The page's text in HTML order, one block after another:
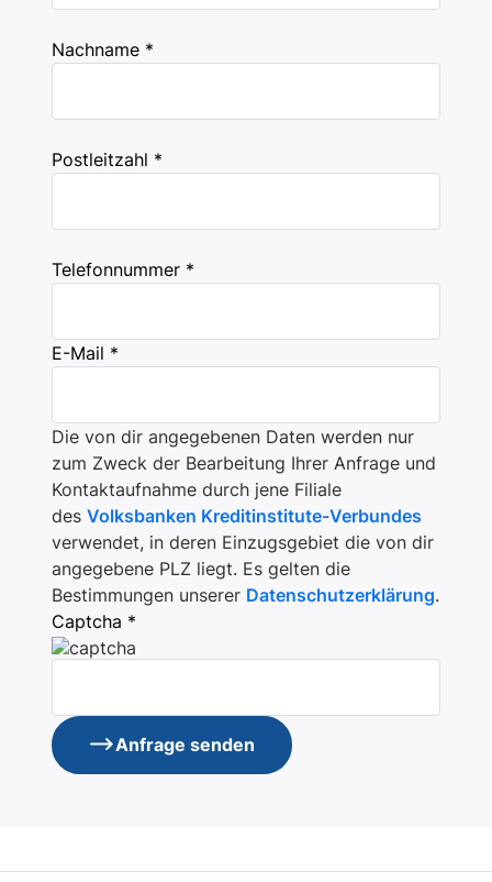
Nachname *
Postleitzahl *
Telefonnummer *
E-Mail *
Die von dir angegebenen Daten werden nur
zum Zweck der Bearbeitung Ihrer Anfrage und
Kontaktaufnahme durch jene Filiale
des Volksbanken Kreditinstitute-Verbundes
verwendet, in deren Einzugsgebiet die von dir
angegebene PLZ liegt. Es gelten die
Bestimmungen unserer Datenschutzerklärung.
Captcha *
Anfrage senden